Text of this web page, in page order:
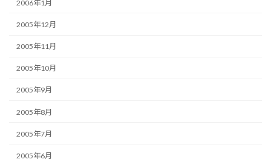
2006年1月
2005年12月
2005年11月
2005年10月
2005年9月
2005年8月
2005年7月
2005年6月